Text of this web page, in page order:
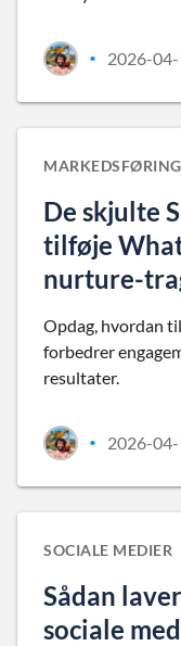
• 2026-
MARKEDSFØRING
De skjulte
tilføje
nurture-
Opdag, hvordan
forbedrer
resultater.
• 2026-
SOCIALE MEDIER
Sådan
sociale